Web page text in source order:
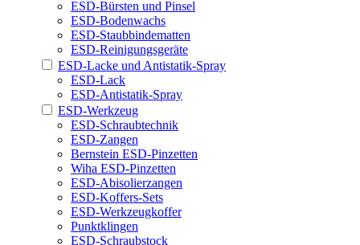
ESD-Bürsten und Pinsel
ESD-Bodenwachs
ESD-Staubbindematten
ESD-Reinigungsgeräte
ESD-Lacke und Antistatik-Spray
ESD-Lack
ESD-Antistatik-Spray
ESD-Werkzeug
ESD-Schraubtechnik
ESD-Zangen
Bernstein ESD-Pinzetten
Wiha ESD-Pinzetten
ESD-Abisolierzangen
ESD-Koffers-Sets
ESD-Werkzeugkoffer
Punktklingen
ESD-Schraubstock